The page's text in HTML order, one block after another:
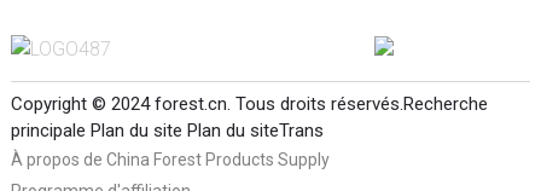
Copyright © 2024 forest.cn. Tous droits réservés.Recherche
principale Plan du site Plan du siteTrans
À propos de China Forest Products Supply